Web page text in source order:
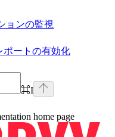
ョンの監視
ポートの有効化
⌘I
home page